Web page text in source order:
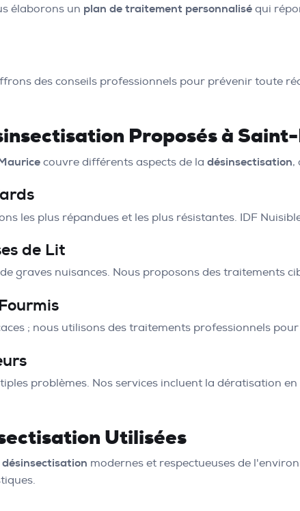
élaborons un plan de traitement personnalisé qui
des conseils professionnels pour prévenir toute
Proposés à
couvre différents aspects de la désinsectisation,
les plus répandues et les plus résistantes. IDF
de Lit
graves nuisances. Nous proposons des traitements
; nous utilisons des traitements professionnels
problèmes. Nos services incluent la dératisation
Utilisées
modernes et respectueuses de